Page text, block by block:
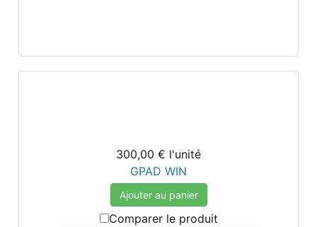
300,00 € l'unité
GPAD WIN
Ajouter au panier
Comparer le produit